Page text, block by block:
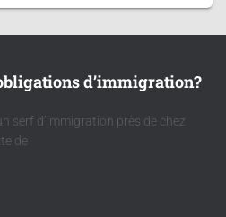
d’immigration?
serf d’immigration près de chez
de